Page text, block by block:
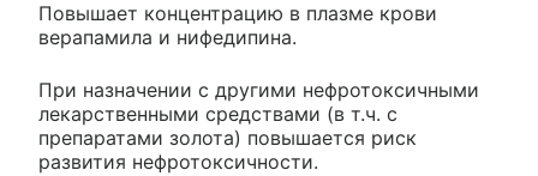
Повышает концентрацию в плазме крови
верапамила и нифедипина.
При назначении с другими нефротоксичными
лекарственными средствами (в т.ч. с
препаратами золота) повышается риск
развития нефротоксичности.